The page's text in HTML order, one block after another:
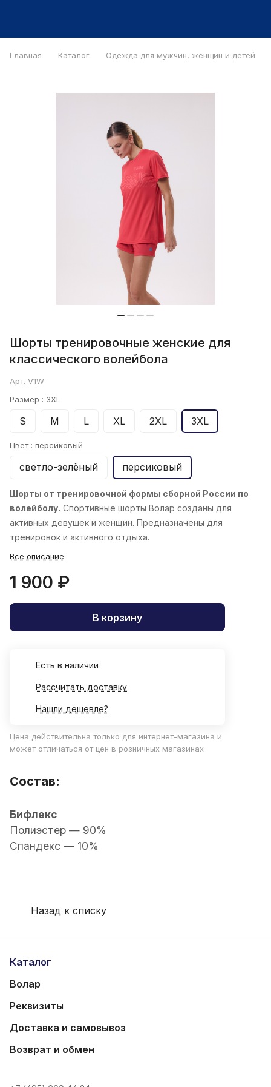
Главная Каталог Одежда для мужчин, женщин и детей
Шорты тренировочные женские для
классического волейбола
Арт. V1W
Размер : 3XL
S M L XL 2XL 3XL
Цвет : персиковый
светло-зелёный персиковый
Шорты от тренировочной формы сборной России по
волейболу. Спортивные шорты Волар созданы для
активных девушек и женщин. Предназначены для
тренировок и активного отдыха.
Все описание
1 900 ₽
В корзину
Есть в наличии
Рассчитать доставку
Нашли дешевле?
Цена действительна только для интернет-магазина и
может отличаться от цен в розничных магазинах
Состав:
Бифлекс
Полиэстер — 90%
Спандекс — 10%
Назад к списку
Каталог
Волар
Реквизиты
Доставка и самовывоз
Возврат и обмен